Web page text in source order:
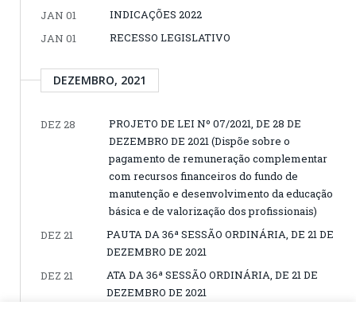
JAN 01
INDICAÇÕES 2022
JAN 01
RECESSO LEGISLATIVO
DEZEMBRO, 2021
DEZ 28
PROJETO DE LEI Nº 07/2021, DE 28 DE
DEZEMBRO DE 2021 (Dispõe sobre o
pagamento de remuneração complementar
com recursos financeiros do fundo de
manutenção e desenvolvimento da educação
básica e de valorização dos profissionais)
DEZ 21
PAUTA DA 36ª SESSÃO ORDINÁRIA, DE 21 DE
DEZEMBRO DE 2021
DEZ 21
ATA DA 36ª SESSÃO ORDINÁRIA, DE 21 DE
DEZEMBRO DE 2021